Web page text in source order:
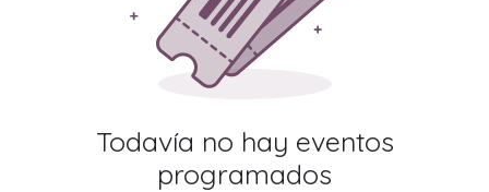
Todavía no hay eventos
programados